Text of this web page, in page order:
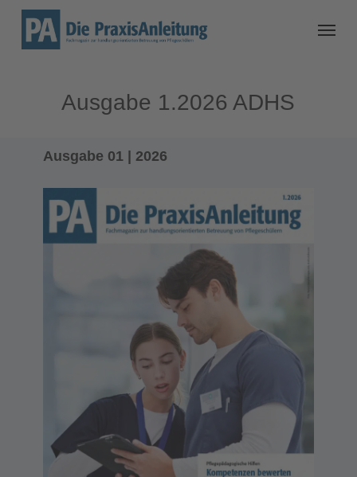
Ausgabe 1.2026 ADHS
Ausgabe 01 | 2026